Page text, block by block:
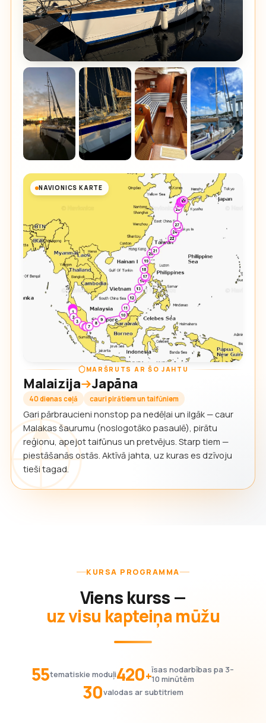
NAVIONICS KARTE
MARŠRUTS AR ŠO JAHTU
Malaizija Japāna
40 dienas ceļā cauri pirātiem un taifūniem
Gari pārbraucieni nonstop pa nedēļai un ilgāk — caur
Malakas šaurumu (noslogotāko pasaulē), pirātu
reģionu, apejot taifūnus un pretvējus. Starp tiem —
piestāšanās ostās. Aktīvā jahta, uz kuras es dzīvoju
tieši tagad.
KURSA PROGRAMMA
Viens kurss —
uz visu kapteiņa mūžu
55tematiskie moduļi420+īsas nodarbības pa 3–
10 minūtēm
30valodas ar subtitriem